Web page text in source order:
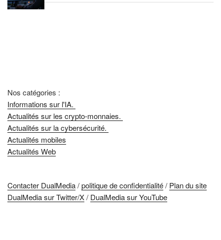
Nos catégories :
Informations sur l'IA.
Actualités sur les crypto-monnaies.
Actualités sur la cybersécurité.
Actualités mobiles
Actualités Web
Contacter DualMedia/politique de confidentialité/ Plan du site
DualMedia sur Twitter/X/ DualMedia sur YouTube